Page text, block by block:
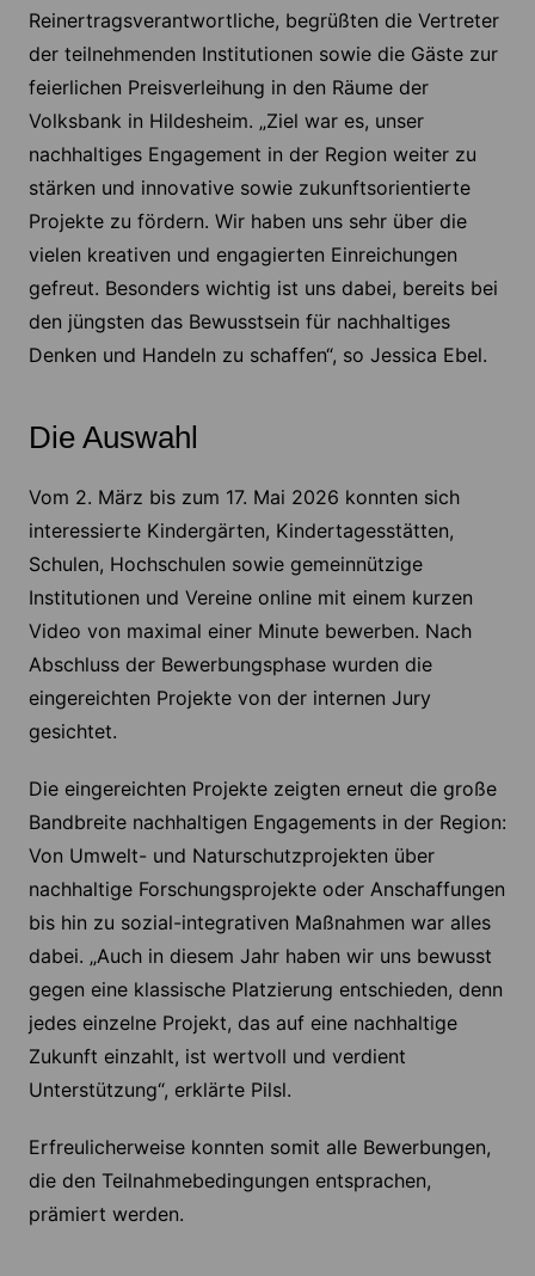
Reinertragsverantwortliche, begrüßten die Vertreter
der teilnehmenden Institutionen sowie die Gäste zur
feierlichen Preisverleihung in den Räume der
Volksbank in Hildesheim. „Ziel war es, unser
nachhaltiges Engagement in der Region weiter zu
stärken und innovative sowie zukunftsorientierte
Projekte zu fördern. Wir haben uns sehr über die
vielen kreativen und engagierten Einreichungen
gefreut. Besonders wichtig ist uns dabei, bereits bei
den jüngsten das Bewusstsein für nachhaltiges
Denken und Handeln zu schaffen“, so Jessica Ebel.
Die Auswahl
Vom 2. März bis zum 17. Mai 2026 konnten sich
interessierte Kindergärten, Kindertagesstätten,
Schulen, Hochschulen sowie gemeinnützige
Institutionen und Vereine online mit einem kurzen
Video von maximal einer Minute bewerben. Nach
Abschluss der Bewerbungsphase wurden die
eingereichten Projekte von der internen Jury
gesichtet.
Die eingereichten Projekte zeigten erneut die große
Bandbreite nachhaltigen Engagements in der Region:
Von Umwelt- und Naturschutzprojekten über
nachhaltige Forschungsprojekte oder Anschaffungen
bis hin zu sozial-integrativen Maßnahmen war alles
dabei. „Auch in diesem Jahr haben wir uns bewusst
gegen eine klassische Platzierung entschieden, denn
jedes einzelne Projekt, das auf eine nachhaltige
Zukunft einzahlt, ist wertvoll und verdient
Unterstützung“, erklärte Pilsl.
Erfreulicherweise konnten somit alle Bewerbungen,
die den Teilnahmebedingungen entsprachen,
prämiert werden.